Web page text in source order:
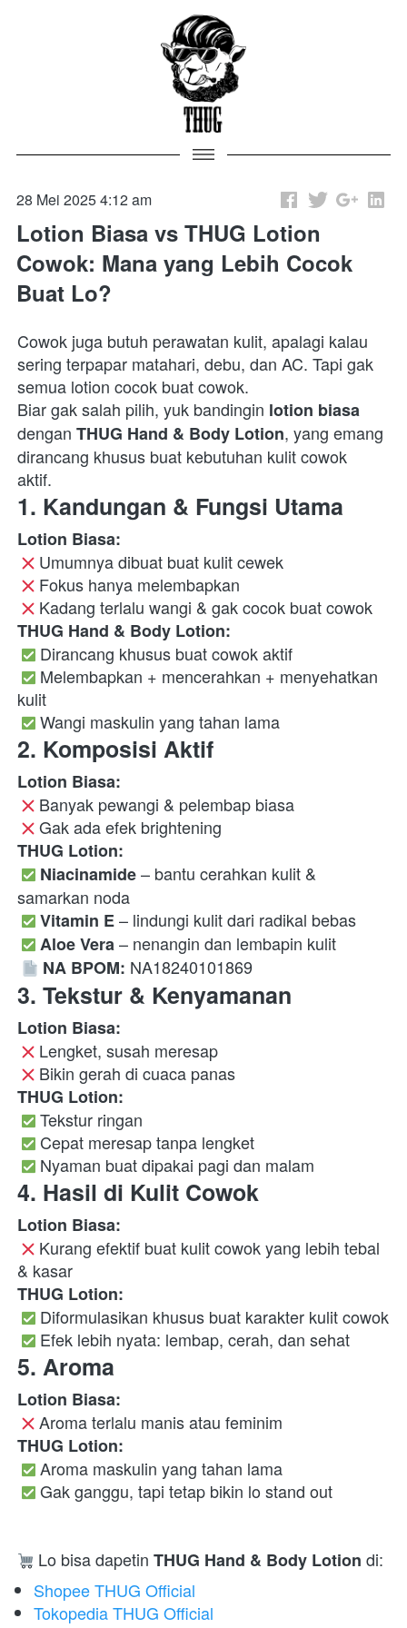
28 Mei 2025 4:12 am
Lotion Biasa vs THUG Lotion
Cowok: Mana yang Lebih Cocok
Buat Lo?
Cowok juga butuh perawatan kulit, apalagi kalau
sering terpapar matahari, debu, dan AC. Tapi gak
semua lotion cocok buat cowok.
Biar gak salah pilih, yuk bandingin lotion biasa
dengan THUG Hand & Body Lotion, yang emang
dirancang khusus buat kebutuhan kulit cowok
aktif.
1. Kandungan & Fungsi Utama
Lotion Biasa:
Umumnya dibuat buat kulit cewek
Fokus hanya melembapkan
Kadang terlalu wangi & gak cocok buat cowok
THUG Hand & Body Lotion:
Dirancang khusus buat cowok aktif
Melembapkan + mencerahkan + menyehatkan
kulit
Wangi maskulin yang tahan lama
2. Komposisi Aktif
Lotion Biasa:
Banyak pewangi & pelembap biasa
Gak ada efek brightening
THUG Lotion:
Niacinamide – bantu cerahkan kulit &
samarkan noda
Vitamin E – lindungi kulit dari radikal bebas
Aloe Vera – nenangin dan lembapin kulit
NA BPOM: NA18240101869
3. Tekstur & Kenyamanan
Lotion Biasa:
Lengket, susah meresap
Bikin gerah di cuaca panas
THUG Lotion:
Tekstur ringan
Cepat meresap tanpa lengket
Nyaman buat dipakai pagi dan malam
4. Hasil di Kulit Cowok
Lotion Biasa:
Kurang efektif buat kulit cowok yang lebih tebal
& kasar
THUG Lotion:
Diformulasikan khusus buat karakter kulit cowok
Efek lebih nyata: lembap, cerah, dan sehat
5. Aroma
Lotion Biasa:
Aroma terlalu manis atau feminim
THUG Lotion:
Aroma maskulin yang tahan lama
Gak ganggu, tapi tetap bikin lo stand out
Lo bisa dapetin THUG Hand & Body Lotion
Shopee THUG Official
Tokopedia THUG Official